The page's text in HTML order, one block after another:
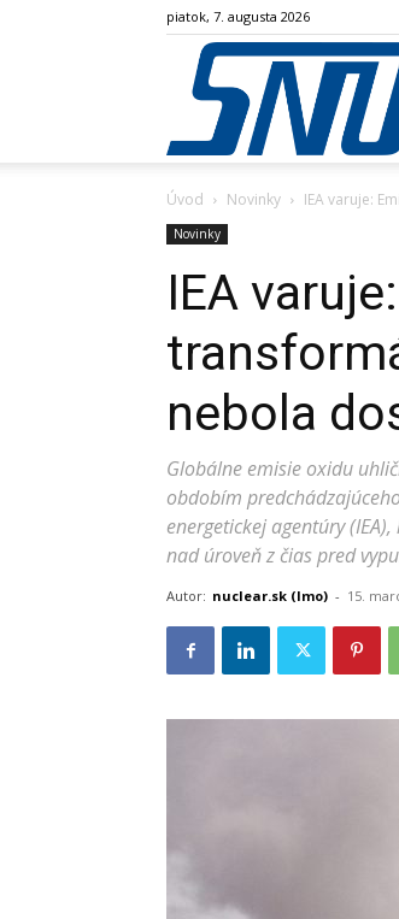
piatok, 7. augusta 2026
Úvod Novinky IEA varuje:
Novinky
IEA
nebola
Globálne emisie oxidu
obdobím
energetickej agentúry
nad úroveň z čias pred
Autor: nuclear.sk (lmo) - 15.